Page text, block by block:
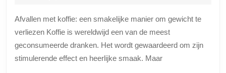
smakelijke
boost
voor
Afvallen met koffie: een smakelijke manier om gewicht te
verliezen Koffie is wereldwijd een van de meest
geconsumeerde dranken. Het wordt gewaardeerd om zijn
stimulerende effect en heerlijke smaak. Maar